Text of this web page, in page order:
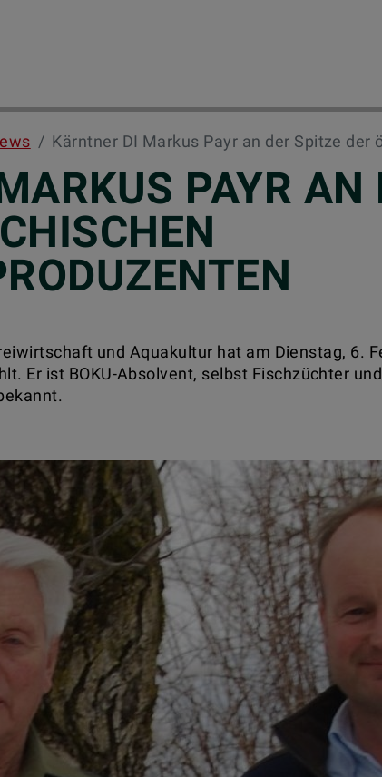
Kärntner DI Markus Payr an der Spitze
PAYR AN
und Aquakultur hat am Dienstag, 6.
Er ist BOKU-Absolvent, selbst Fischzüchter